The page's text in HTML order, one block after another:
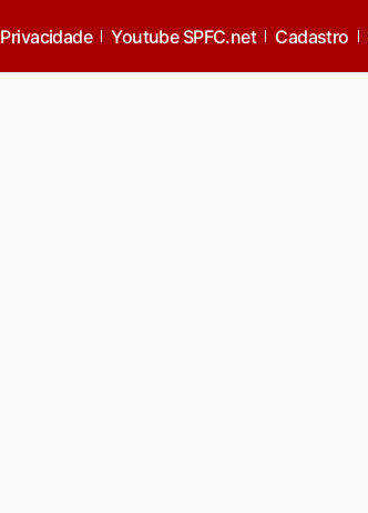
Privacidade Youtube SPFC.net Cadastro